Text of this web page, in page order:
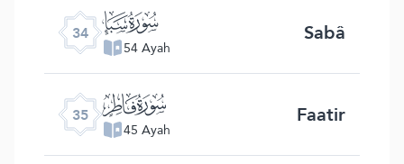
34 ﮮ
54 Ayah Sabâ
35 ﮯ
45 Ayah Faatir